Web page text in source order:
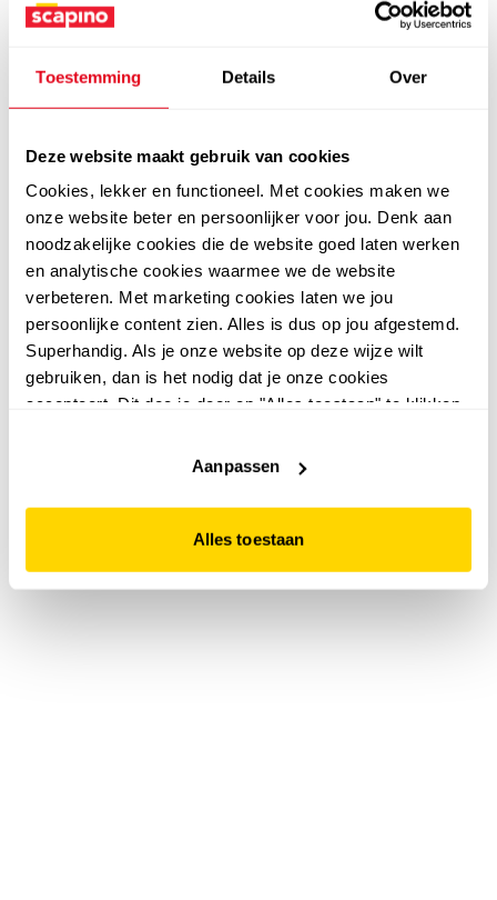
Toestemming Details Over
Deze website maakt gebruik van cookies
Cookies, lekker en functioneel. Met cookies maken we
onze website beter en persoonlijker voor jou. Denk aan
noodzakelijke cookies die de website goed laten werken
en analytische cookies waarmee we de website
verbeteren. Met marketing cookies laten we jou
persoonlijke content zien. Alles is dus op jou afgestemd.
Superhandig. Als je onze website op deze wijze wilt
gebruiken, dan is het nodig dat je onze cookies
accepteert. Dit doe je door op "Alles toestaan" te klikken.
website niet optimaal functioneert.
Aanpassen
Alles toestaan